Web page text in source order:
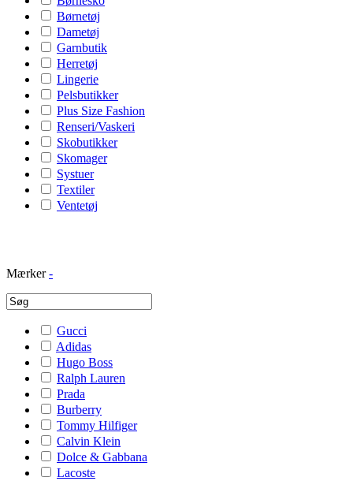
Børnetøj
Dametøj
Garnbutik
Herretøj
Lingerie
Pelsbutikker
Plus Size Fashion
Renseri/Vaskeri
Skobutikker
Skomager
Systuer
Textiler
Ventetøj
Mærker -
Gucci
Adidas
Hugo Boss
Ralph Lauren
Prada
Burberry
Tommy Hilfiger
Calvin Klein
Dolce & Gabbana
Lacoste